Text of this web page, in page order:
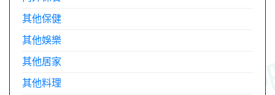
其他保健
其他娛樂
其他居家
其他料理